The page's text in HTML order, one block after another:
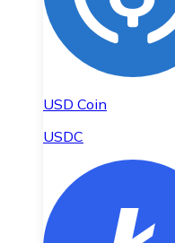
USD Coin
USDC